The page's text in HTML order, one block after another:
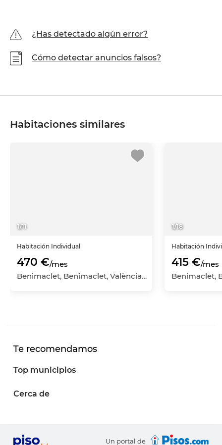
¿Has detectado algún error?
Cómo detectar anuncios falsos?
Habitaciones similares
1/11
Habitación Individual
470 €/mes
Benimaclet, Benimaclet, València Capital, València
1/18
Habitación
415 €/mes
Te recomendamos
Top municipios
Cerca de
Un portal de